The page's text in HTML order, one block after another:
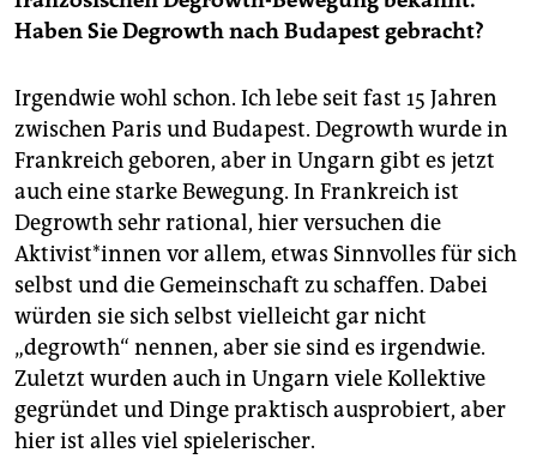
Haben Sie Degrowth nach Budapest gebracht?
Irgendwie wohl schon. Ich lebe seit fast 15 Jahren
zwischen Paris und Budapest. Degrowth wurde in
Frankreich geboren, aber in Ungarn gibt es jetzt
auch eine starke Bewegung. In Frankreich ist
Degrowth sehr rational, hier versuchen die
Aktivist*innen vor allem, etwas Sinnvolles für sich
selbst und die Gemeinschaft zu schaffen. Dabei
würden sie sich selbst vielleicht gar nicht
„degrowth“ nennen, aber sie sind es irgendwie.
Zuletzt wurden auch in Ungarn viele Kollektive
gegründet und Dinge praktisch ausprobiert, aber
hier ist alles viel spielerischer.